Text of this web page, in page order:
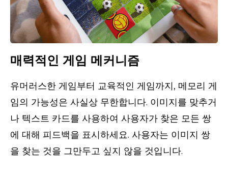
매력적인 게임 메커니즘
유머러스한 게임부터 교육적인 게임까지, 메모리 게
임의 가능성은 사실상 무한합니다. 이미지를 맞추거
나 텍스트 카드를 사용하여 사용자가 찾은 모든 쌍
에 대해 피드백을 표시하세요. 사용자는 이미지 쌍
을 찾는 것을 그만두고 싶지 않을 것입니다.